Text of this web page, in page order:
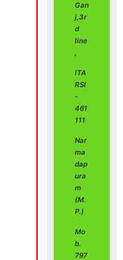
Gan
j,3r
d
line
ITA
RSI
-
461
111
Nar
ma
dap
ura
m
(M.
P.)
Mo
b.
797